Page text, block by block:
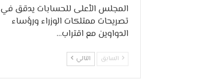
المجلس الأعلى للحسابات يدقق في
تصريحات ممتلكات الوزراء ورؤساء
الدواوين مع اقتراب…
السابق التالي